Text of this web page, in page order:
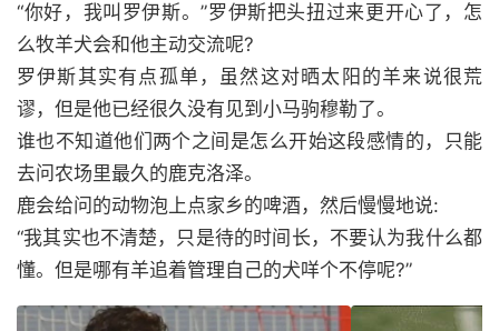
“你好，我叫罗伊斯。”罗伊斯把头扭过来更开心了，怎
么牧羊犬会和他主动交流呢?
罗伊斯其实有点孤单，虽然这对晒太阳的羊来说很荒
谬，但是他已经很久没有见到小马驹穆勒了。
谁也不知道他们两个之间是怎么开始这段感情的，只能
去问农场里最久的鹿克洛泽。
鹿会给问的动物泡上点家乡的啤酒，然后慢慢地说:
“我其实也不清楚，只是待的时间长，不要认为我什么都
懂。但是哪有羊追着管理自己的犬咩个不停呢?”